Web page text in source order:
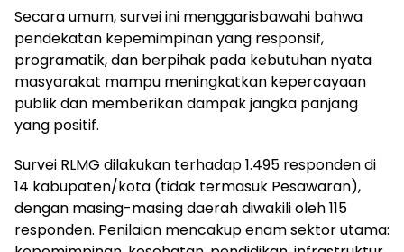
Secara umum, survei ini menggarisbawahi bahwa
pendekatan kepemimpinan yang responsif,
programatik, dan berpihak pada kebutuhan nyata
masyarakat mampu meningkatkan kepercayaan
publik dan memberikan dampak jangka panjang
yang positif.
Survei RLMG dilakukan terhadap 1.495 responden di
14 kabupaten/kota (tidak termasuk Pesawaran),
dengan masing-masing daerah diwakili oleh 115
responden. Penilaian mencakup enam sektor utama: